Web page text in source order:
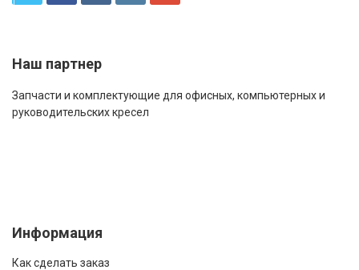
Наш партнер
Запчасти и комплектующие для офисных, компьютерных и
руководительских кресел
Информация
Как сделать заказ